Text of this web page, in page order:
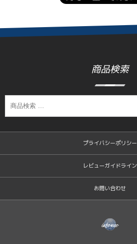
商品検索
プライバシーポリシー
レビューガイドライン
お問い合わせ